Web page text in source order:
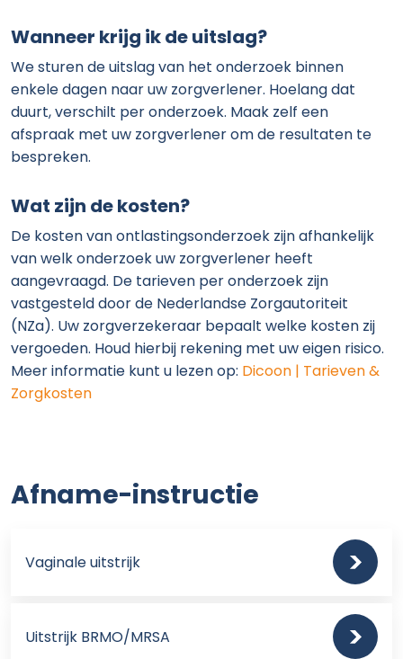
Wanneer krijg ik de uitslag?
We sturen de uitslag van het onderzoek binnen
enkele dagen naar uw zorgverlener. Hoelang dat
duurt, verschilt per onderzoek. Maak zelf een
afspraak met uw zorgverlener om de resultaten te
bespreken.
Wat zijn de kosten?
De kosten van ontlastingsonderzoek zijn afhankelijk
van welk onderzoek uw zorgverlener heeft
aangevraagd. De tarieven per onderzoek zijn
vastgesteld door de Nederlandse Zorgautoriteit
(NZa). Uw zorgverzekeraar bepaalt welke kosten zij
vergoeden. Houd hierbij rekening met uw eigen risico.
Meer informatie kunt u lezen op: Dicoon | Tarieven &
Zorgkosten
Afname-instructie
Vaginale uitstrijk
Uitstrijk BRMO/MRSA